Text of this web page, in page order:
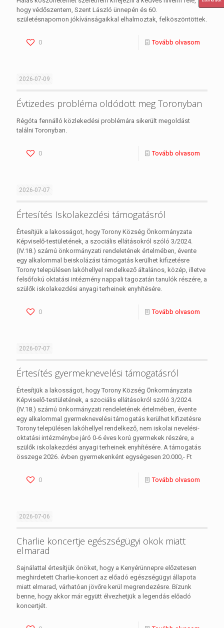
hogy védőszentem, Szent László ünnepén és 60.
születésnapomon jókívánságaikkal elhalmoztak, felköszöntöttek.
0 Tovább olvasom
2026-07-09
Évtizedes probléma oldódott meg Toronyban
Régóta fennálló közlekedési problémára sikerült megoldást
találni Toronyban.
0 Tovább olvasom
2026-07-07
Értesítés Iskolakezdési támogatásról
Értesítjük a lakosságot, hogy Torony Község Önkormányzata
Képviselő-testületének, a szociális ellátásokról szóló 3/2024.
(IV.18.) számú önkormányzati rendeletének értelmében, évente
egy alkalommal beiskolázási támogatás kerülhet kifizetésre
Torony településen lakóhellyel rendelkező általános, közép, illetve
felsőfokú oktatási intézmény nappali tagozatán tanulók részére, a
szülők iskolakezdési anyagi terheinek enyhítésére.
0 Tovább olvasom
2026-07-07
Értesítés gyermeknevelési támogatásról
Értesítjük a lakosságot, hogy Torony Község Önkormányzata
Képviselő-testületének, a szociális ellátásokról szóló 3/2024.
(IV.18.) számú önkormányzati rendeletének értelmében, évente
egy alkalommal gyermeknevelési támogatás kerülhet kifizetésre
Torony településen lakóhellyel rendelkező, nem iskolai nevelési-
oktatási intézménybe járó 0-6 éves korú gyermekek részére, a
szülők iskolakezdési anyagi terheinek enyhítésére. A támogatás
összege 2026. évben gyermekenként egységesen 20.000,- Ft
0 Tovább olvasom
2026-07-06
Charlie koncertje egészségügyi okok miatt
elmarad
Sajnálattal értesítjük önöket, hogy a Kenyérünnepre előzetesen
meghirdetett Charlie-koncert az előadó egészségügyi állapota
miatt elmarad, várhatóan jövőre kerül megrendezésre. Bízunk
benne, hogy akkor már együtt élvezhetjük a legendás előadó
koncertjét.